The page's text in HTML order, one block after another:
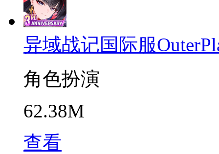
异域战记国际服
角色扮演
62.38M
查看